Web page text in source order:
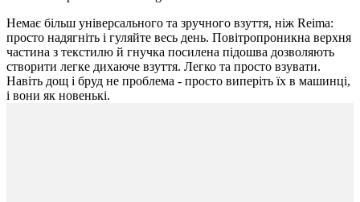
Немає більш універсального та зручного взуття, ніж Reima:
просто надягніть і гуляйте весь день. Повітропроникна верхня
частина з текстилю й гнучка посилена підошва дозволяють
створити легке дихаюче взуття. Легко та просто взувати.
Навіть дощ і бруд не проблема - просто виперіть їх в машинці,
і вони як новенькі.